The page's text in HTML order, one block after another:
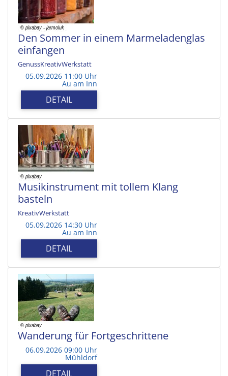
Den Sommer in einem Marmeladenglas
einfangen
GenussKreativWerkstatt
05.09.2026 11:00 Uhr
Au am Inn
DETAIL
Musikinstrument mit tollem Klang
basteln
KreativWerkstatt
05.09.2026 14:30 Uhr
Au am Inn
DETAIL
Wanderung für Fortgeschrittene
06.09.2026 09:00 Uhr
Mühldorf
DETAIL